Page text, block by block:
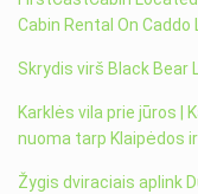
Cabin Rental On Caddo
Skrydis virš Black Bear
Karklės vila prie jūros |
nuoma tarp Klaipėdos
Žygis dviraciais aplink